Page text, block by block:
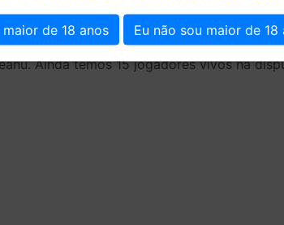
field 1.245 jogadores, dentre eles a
sua colocação Maridu levou o prêmio de
Ainda temos 15 jogadores vivos na
maior de 18 anos Eu não sou maior de 18